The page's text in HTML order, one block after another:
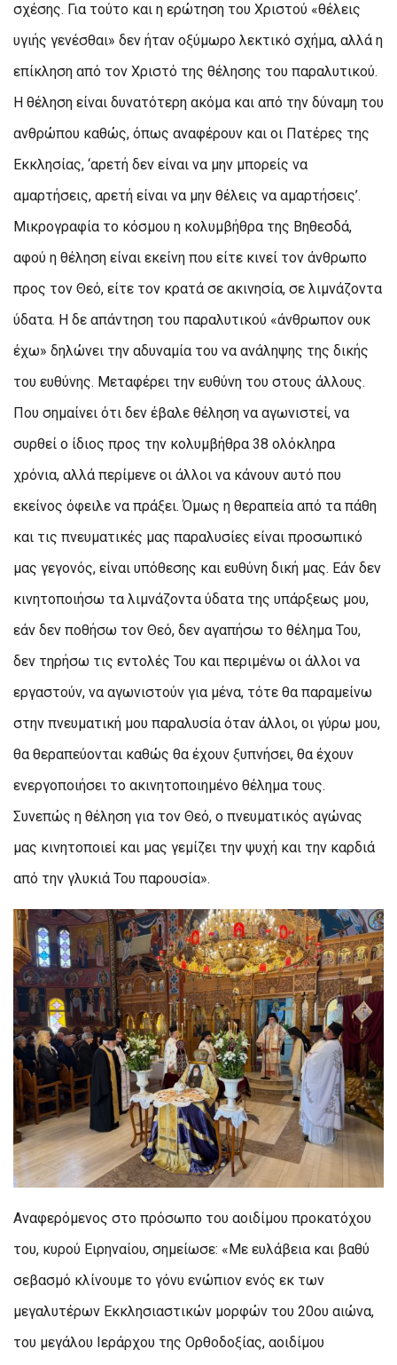
σχέσης. Για τούτο και η ερώτηση του Χριστού «θέλεις
υγιής γενέσθαι» δεν ήταν οξύμωρο λεκτικό σχήμα, αλλά η
επίκληση από τον Χριστό της θέλησης του παραλυτικού.
Η θέληση είναι δυνατότερη ακόμα και από την δύναμη του
ανθρώπου καθώς, όπως αναφέρουν και οι Πατέρες της
Εκκλησίας, ‘αρετή δεν είναι να μην μπορείς να
αμαρτήσεις, αρετή είναι να μην θέλεις να αμαρτήσεις’.
Μικρογραφία το κόσμου η κολυμβήθρα της Βηθεσδά,
αφού η θέληση είναι εκείνη που είτε κινεί τον άνθρωπο
προς τον Θεό, είτε τον κρατά σε ακινησία, σε λιμνάζοντα
ύδατα. Η δε απάντηση του παραλυτικού «άνθρωπον ουκ
έχω» δηλώνει την αδυναμία του να ανάληψης της δικής
του ευθύνης. Μεταφέρει την ευθύνη του στους άλλους.
Που σημαίνει ότι δεν έβαλε θέληση να αγωνιστεί, να
συρθεί ο ίδιος προς την κολυμβήθρα 38 ολόκληρα
χρόνια, αλλά περίμενε οι άλλοι να κάνουν αυτό που
εκείνος όφειλε να πράξει. Όμως η θεραπεία από τα πάθη
και τις πνευματικές μας παραλυσίες είναι προσωπικό
μας γεγονός, είναι υπόθεσης και ευθύνη δική μας. Εάν δεν
κινητοποιήσω τα λιμνάζοντα ύδατα της υπάρξεως μου,
εάν δεν ποθήσω τον Θεό, δεν αγαπήσω το θέλημα Του,
δεν τηρήσω τις εντολές Του και περιμένω οι άλλοι να
εργαστούν, να αγωνιστούν για μένα, τότε θα παραμείνω
στην πνευματική μου παραλυσία όταν άλλοι, οι γύρω μου,
θα θεραπεύονται καθώς θα έχουν ξυπνήσει, θα έχουν
ενεργοποιήσει το ακινητοποιημένο θέλημα τους.
Συνεπώς η θέληση για τον Θεό, ο πνευματικός αγώνας
μας κινητοποιεί και μας γεμίζει την ψυχή και την καρδιά
από την γλυκιά Του παρουσία».
Αναφερόμενος στο πρόσωπο του αοιδίμου προκατόχου
του, κυρού Ειρηναίου, σημείωσε: «Με ευλάβεια και βαθύ
σεβασμό κλίνουμε το γόνυ ενώπιον ενός εκ των
μεγαλυτέρων Εκκλησιαστικών μορφών του 20ου αιώνα,
του μεγάλου Ιεράρχου της Ορθοδοξίας, αοιδίμου